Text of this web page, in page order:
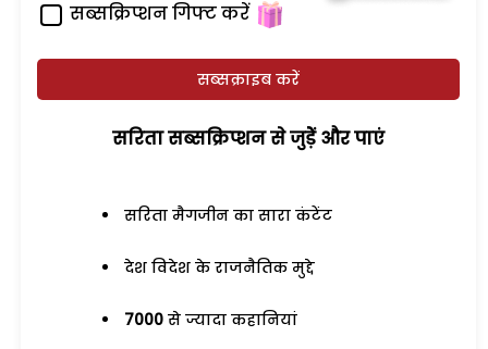
सब्सक्रिप्शन गिफ्ट करें
सब्सक्राइब करें
सरिता सब्सक्रिप्शन से जुड़ेें और पाएं
सरिता मैगजीन का सारा कंटेंट
देश विदेश के राजनैतिक मुद्दे
7000 से ज्यादा कहानियां